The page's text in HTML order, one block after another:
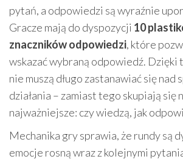
pytań, a odpowiedzi są wyraźnie
Gracze mają do dyspozycji 10
znaczników odpowiedzi, które
wskazać wybraną odpowiedź. Dzięki
nie muszą długo zastanawiać się nad
działania – zamiast tego skupiają się
najważniejsze: czy wiedzą, jak
Mechanika gry sprawia, że rundy są
emocje rosną wraz z kolejnymi